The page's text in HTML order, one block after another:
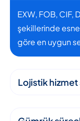
EXW, FOB, CIF,
şekillerinde
göre en uygun
Lojistik hizmet